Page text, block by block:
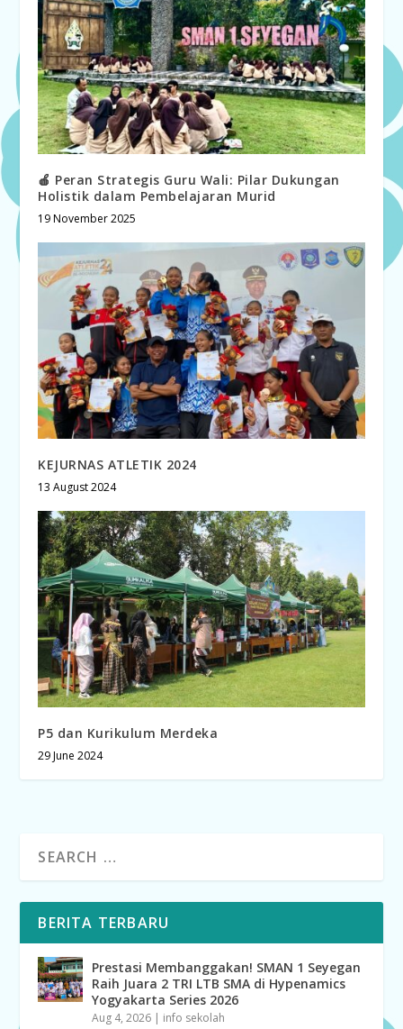
🍎 Peran Strategis Guru Wali: Pilar Dukungan
Holistik dalam Pembelajaran Murid
19 November 2025
KEJURNAS ATLETIK 2024
13 August 2024
P5 dan Kurikulum Merdeka
29 June 2024
BERITA TERBARU
Prestasi Membanggakan! SMAN 1 Seyegan
Raih Juara 2 TRI LTB SMA di Hypenamics
Yogyakarta Series 2026
Aug 4, 2026 | info sekolah